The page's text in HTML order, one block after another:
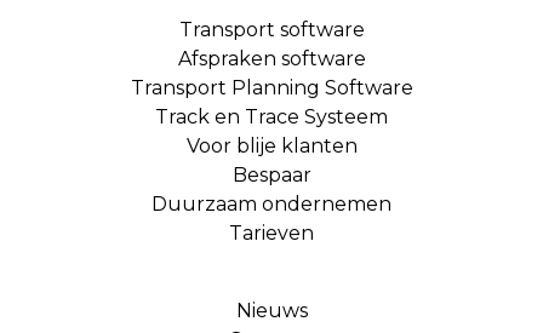
Transport software
Afspraken software
Transport Planning Software
Track en Trace Systeem
Voor blije klanten
Bespaar
Duurzaam ondernemen
Tarieven
Nieuws